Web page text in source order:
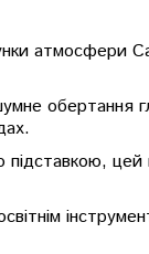
атмосфери
обертання
цей